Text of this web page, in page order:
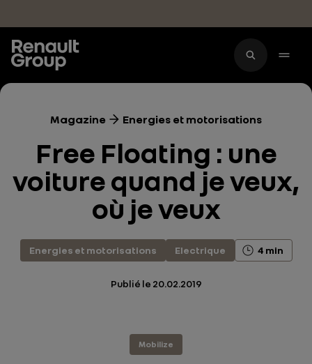
Magazine Energies et motorisations
Free Floating : une
voiture quand je veux,
où je veux
Energies et motorisations Electrique 4 min
Publié le 20.02.2019
Mobilize